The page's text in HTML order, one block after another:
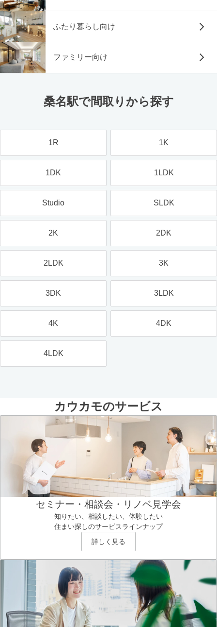
ふたり暮らし向け
ファミリー向け
桑名駅で間取りから探す
1R 1K
1DK 1LDK
Studio SLDK
2K 2DK
2LDK 3K
3DK 3LDK
4K 4DK
4LDK
カウカモのサービス
セミナー・相談会・リノベ見学会
知りたい、相談したい、体験したい
住まい探しのサービスラインナップ
詳しく見る